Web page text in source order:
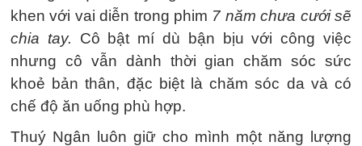
khen với vai diễn trong phim 7 năm chưa cưới sẽ
chia tay. Cô bật mí dù bận bịu với công việc
nhưng cô vẫn dành thời gian chăm sóc sức
khoẻ bản thân, đặc biệt là chăm sóc da và có
chế độ ăn uống phù hợp.
Thuý Ngân luôn giữ cho mình một năng lượng